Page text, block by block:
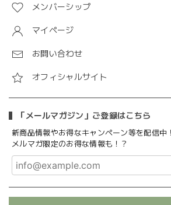
メンバーシップ
マイページ
お問い合わせ
オフィシャルサイト
「メールマガジン」ご登録はこちら
新商品情報やお得なキャンペーン等を配信中！
メルマガ限定のお得な情報も！？